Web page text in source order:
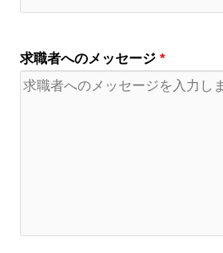
求職者へのメッセージ *